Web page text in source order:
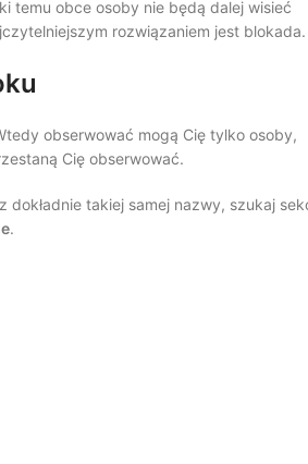
temu obce osoby nie będą dalej wisieć
rozwiązaniem jest blokada.
obserwować mogą Cię tylko osoby,
Cię obserwować.
takiej samej nazwy, szukaj
.